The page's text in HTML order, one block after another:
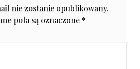
nie zostanie opublikowany.
pola są oznaczone *